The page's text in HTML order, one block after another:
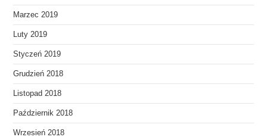
Marzec 2019
Luty 2019
Styczeń 2019
Grudzień 2018
Listopad 2018
Październik 2018
Wrzesień 2018